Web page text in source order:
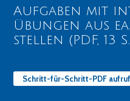
Aufgaben mit
Übungen aus
stellen (PDF, 13
Schritt-für-Schritt-PDF